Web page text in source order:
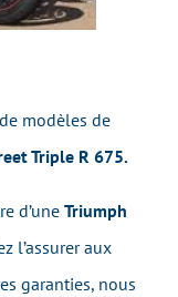
modèles de
Triple R 675.
d’une Triumph
l’assurer aux
garanties, nous